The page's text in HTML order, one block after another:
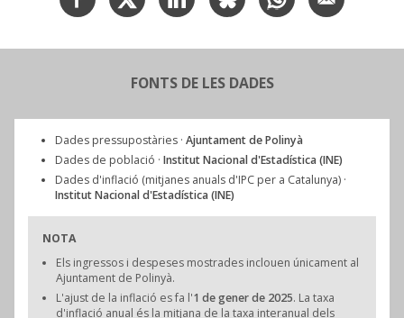
FONTS DE LES DADES
Dades pressupostàries · Ajuntament de Polinyà
Dades de població · Institut Nacional d'Estadística (INE)
Dades d'inflació (mitjanes anuals d'IPC per a Catalunya) ·
Institut Nacional d'Estadística (INE)
NOTA
Els ingressos i despeses mostrades inclouen únicament al
Ajuntament de Polinyà.
L'ajust de la inflació es fa l'1 de gener de 2025. La taxa
d'inflació anual és la mitjana de la taxa interanual dels